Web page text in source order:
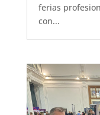
ferias
con...